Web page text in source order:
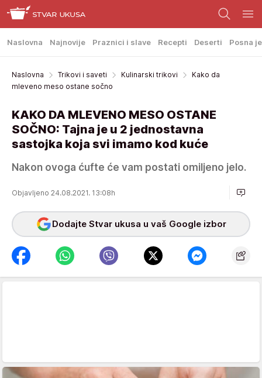
Naslovna Najnovije Praznici i slave Recepti Deserti Posna
Naslovna Trikovi i saveti Kulinarski trikovi
Kako da
mleveno meso ostane sočno
KAKO DA MLEVENO MESO OSTANE
SOČNO: Tajna je u 2 jednostavna
sastojka koja svi imamo kod kuće
Nakon ovoga ćufte će vam postati omiljeno jelo.
Objavljeno 24.08.2021. 13:08h
Dodajte Stvar ukusa u vaš Google izbor